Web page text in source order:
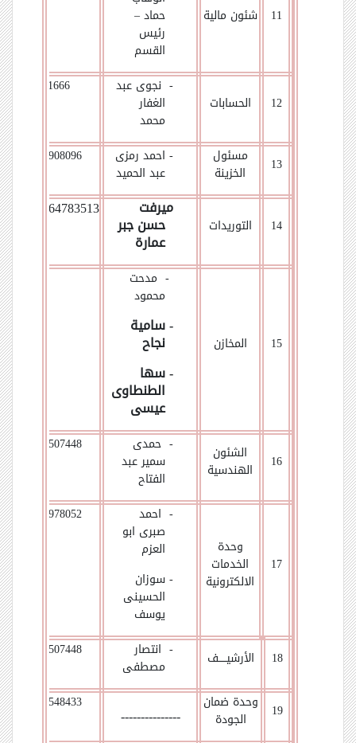
11 شئون مالية
حماد –
رئيس
القسم
12 الحسابات
- نجوى عبد
الغفار
محمد
01007371666
13
مسئول
الخزينة
- احمد رمزى
عبد الحميد
01063908096
14 التوريدات
ميرفت
حسن جبر
عمارة
01064783513
15 المخازن
- مدحت
محمود
- سامية
نجاح
- سها
الطنطاوى
عيسى
16
الشئون
الهندسية
- حمدى
سمير عبد
الفتاح
01026507448
17
وحدة
الخدمات
الالكترونية
- احمد
صبرى ابو
العزم
- سوزان
الحسينى
يوسف
01007978052
18 الأرشيـــــف
- انتصار
مصطفى
01026507448
19
وحدة ضمان
الجودة
---------------
01005548433